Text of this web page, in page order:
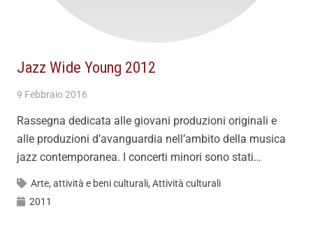
Jazz Wide Young 2012
9 Febbraio 2016
Rassegna dedicata alle giovani produzioni originali e
alle produzioni d’avanguardia nell’ambito della musica
jazz contemporanea. I concerti minori sono stati…
Arte, attività e beni culturali, Attività culturali
2011